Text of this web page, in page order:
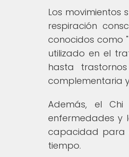
Los movimientos
respiración
conocidos como
utilizado en el
hasta
complementaria
Además, el
enfermedades y
capacidad para
tiempo.